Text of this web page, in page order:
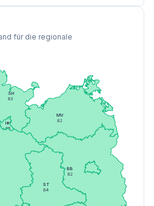
für die regionale
BB
82
HH
85
MV
82
ST
84
SH
83